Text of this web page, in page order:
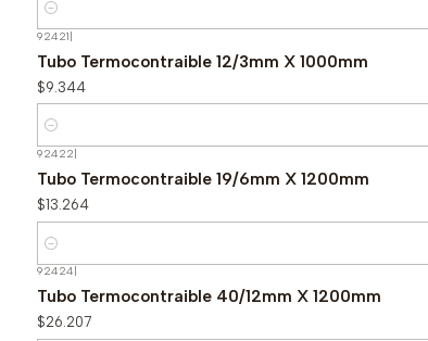
Cantidad
92421|
Tubo Termocontraible 12/3mm X 1000mm
$9.344
Cantidad
92422
Tubo Termocontraible 19/6mm X 1200mm
$13.264
Cantidad
92424
Tubo Termocontraible 40/12mm X 1200mm
$26.207